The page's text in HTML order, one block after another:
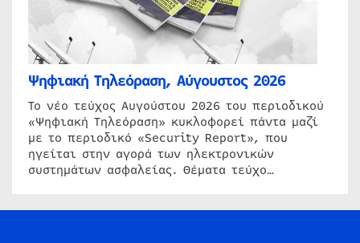
Ψηφιακή Τηλεόραση, Αύγουστος 2026
Το νέο τεύχος Αυγούστου 2026 του περιοδικού
«Ψηφιακή Τηλεόραση» κυκλοφορεί πάντα μαζί
με το περιοδικό «Security Report», που
ηγείται στην αγορά των ηλεκτρονικών
συστημάτων ασφαλείας. Θέματα τεύχο…